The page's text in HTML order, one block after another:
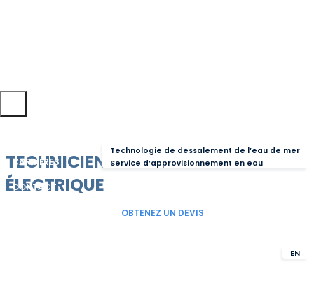
Technologie de dessalement de l’eau de mer
Service d’approvisionnement en eau
CARRIÈRES
ACTUALITÉS
CONTACT
OBTENEZ UN DEVIS
EN
TECHNICIEN.NE EN GÉNIE
ÉLECTRIQUE